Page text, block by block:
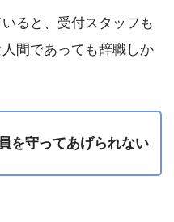
ると、受付スタッフも
間であっても辞職しか
を守ってあげられない